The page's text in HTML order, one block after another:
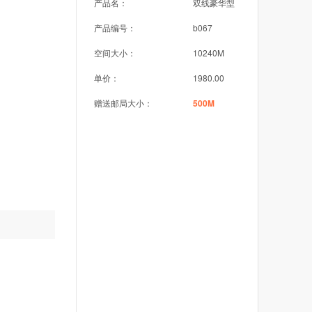
产品名： 双线豪华型
产品编号： b067
空间大小： 10240M
单价： 1980.00
赠送邮局大小： 500M